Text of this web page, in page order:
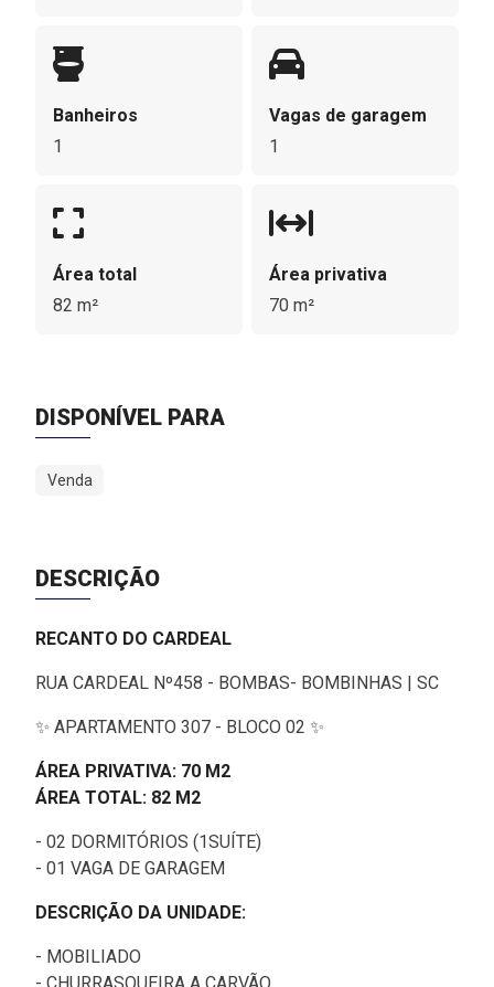
Banheiros
1
Vagas de garagem
1
Área total
82 m²
Área privativa
70 m²
DISPONÍVEL PARA
Venda
DESCRIÇÃO
RECANTO DO CARDEAL
RUA CARDEAL Nº458 - BOMBAS- BOMBINHAS | SC
✨ APARTAMENTO 307 - BLOCO 02 ✨
ÁREA PRIVATIVA: 70 M2
ÁREA TOTAL: 82 M2
- 02 DORMITÓRIOS (1SUÍTE)
- 01 VAGA DE GARAGEM
DESCRIÇÃO DA UNIDADE:
- MOBILIADO